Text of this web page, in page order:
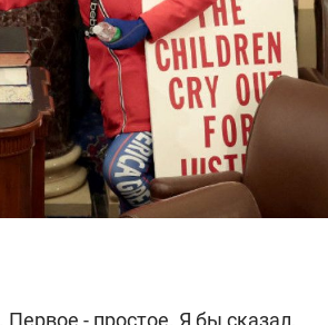
Первое - простое. Я бы сказал,